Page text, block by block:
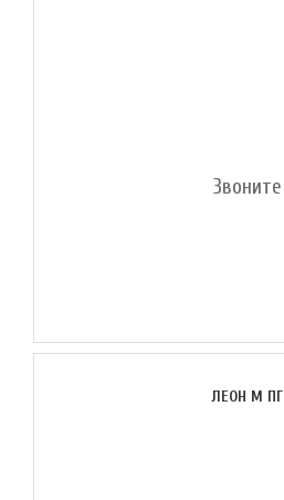
Звоните
ЛЕОН М ПГ